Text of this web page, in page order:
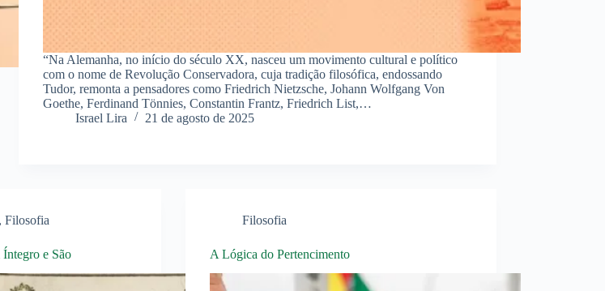
“Na Alemanha, no início do século XX, nasceu um movimento cultural e político
com o nome de Revolução Conservadora, cuja tradição filosófica, endossando
Tudor, remonta a pensadores como Friedrich Nietzsche, Johann Wolfgang Von
Goethe, Ferdinand Tönnies, Constantin Frantz, Friedrich List,…
Israel Lira
21 de agosto de 2025
,Filosofia
e São
Filosofia
A Lógica do Pertencimento